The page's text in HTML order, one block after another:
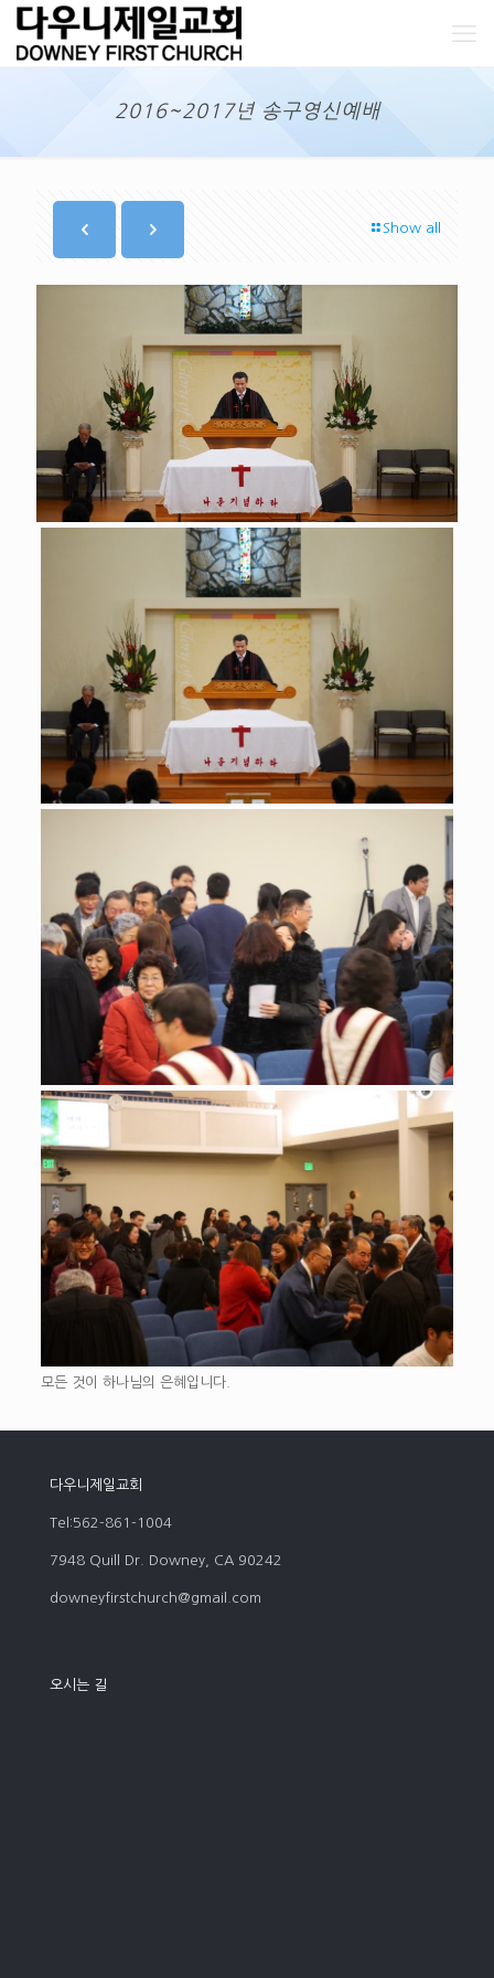
2016~2017년 송구영신예배
Show all
모든 것이 하나님의 은혜입니다.
다우니제일교회
Tel:562-861-1004
7948 Quill Dr. Downey, CA 90242
downeyfirstchurch@gmail.com
오시는 길